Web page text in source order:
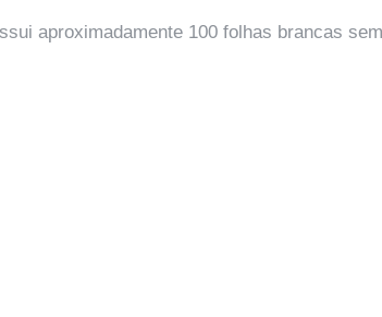
aproximadamente 100 folhas brancas